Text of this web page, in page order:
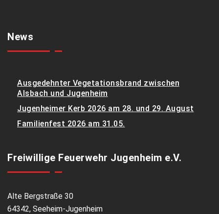
News
Ausgedehnter Vegetationsbrand zwischen
Alsbach und Jugenheim
Jugenheimer Kerb 2026 am 28. und 29. August
Familienfest 2026 am 31.05.
Freiwillige Feuerwehr Jugenheim e.V.
Alte Bergstraße 30
64342, Seeheim-Jugenheim